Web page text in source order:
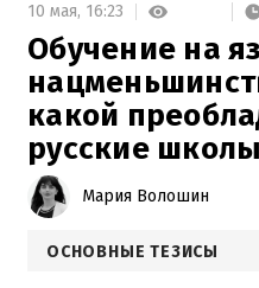
10 мая, 16:23
Обучение на
какой
русские школы
Мария Волошин
ОСНОВНЫЕ ТЕЗИСЫ